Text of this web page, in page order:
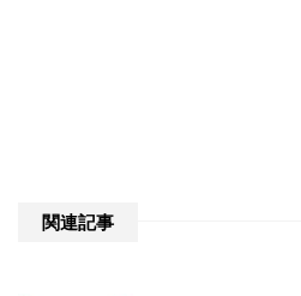
関連記事